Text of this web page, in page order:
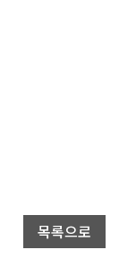
목록으로